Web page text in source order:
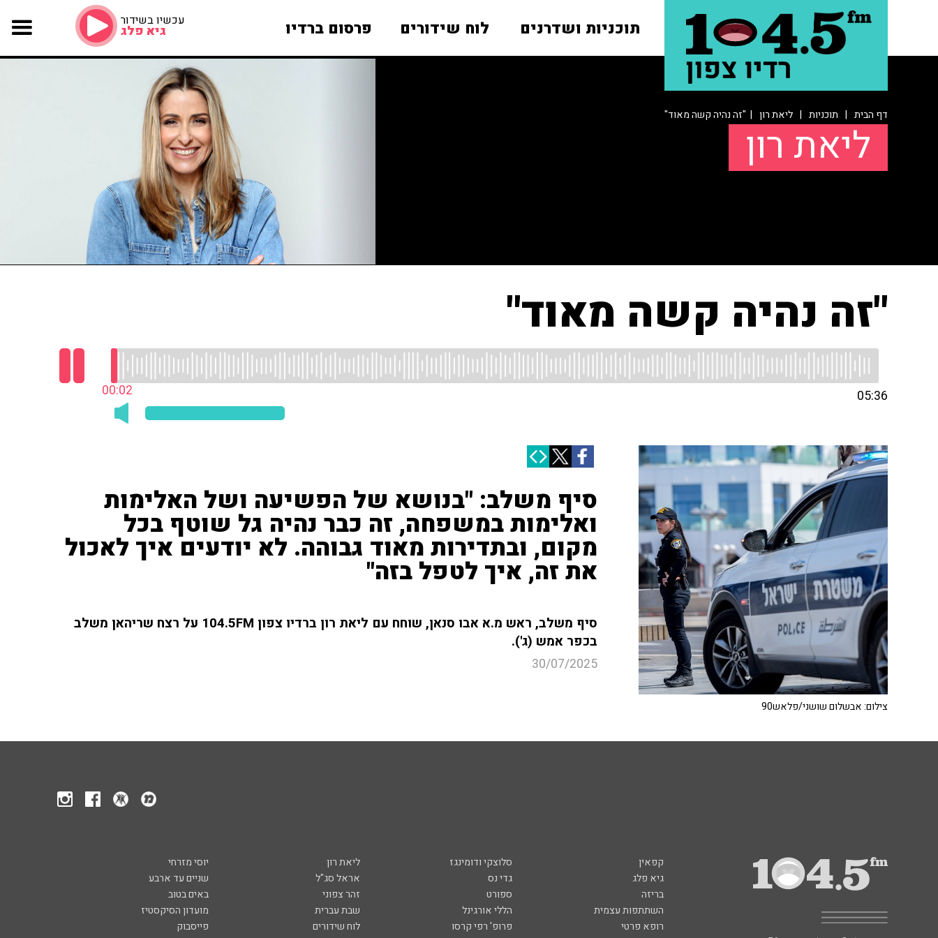
תוכניות ושדרנים לוח שידורים פרסום ברדיו עכשיו בשידור
גיא פלג
דף הבית | תוכניות | ליאת רון | "זה נהיה קשה מאוד"
ליאת רון
"זה נהיה קשה מאוד"
00:03 05:36
סיף משלב: "בנושא של הפשיעה ושל האלימות
ואלימות במשפחה, זה כבר נהיה גל שוטף בכל
מקום, ובתדירות מאוד גבוהה. לא יודעים איך לאכול
את זה, איך לטפל בזה"
סיף משלב, ראש מ.א אבו סנאן, שוחח עם ליאת רון ברדיו צפון 104.5FM על רצח שריהאן משלב
בכפר אמש (ג').
30/07/2025
צילום: אבשלום שושני/פלאש90
קפאין סלוצקי ודומינגז ליאת רון
יוסי מזרחי
גיא פלג
גדי נס אראל סג"ל
שניים עד ארבע
בריזה
ספורט זהר צפוני
באים בטוב
השתתפות עצמית
הללי אורגינל שבת עברית
מועדון הסיקסטיז
רופא פרטי
פרופ' רפי קרסו לוח שידורים
פייסבוק